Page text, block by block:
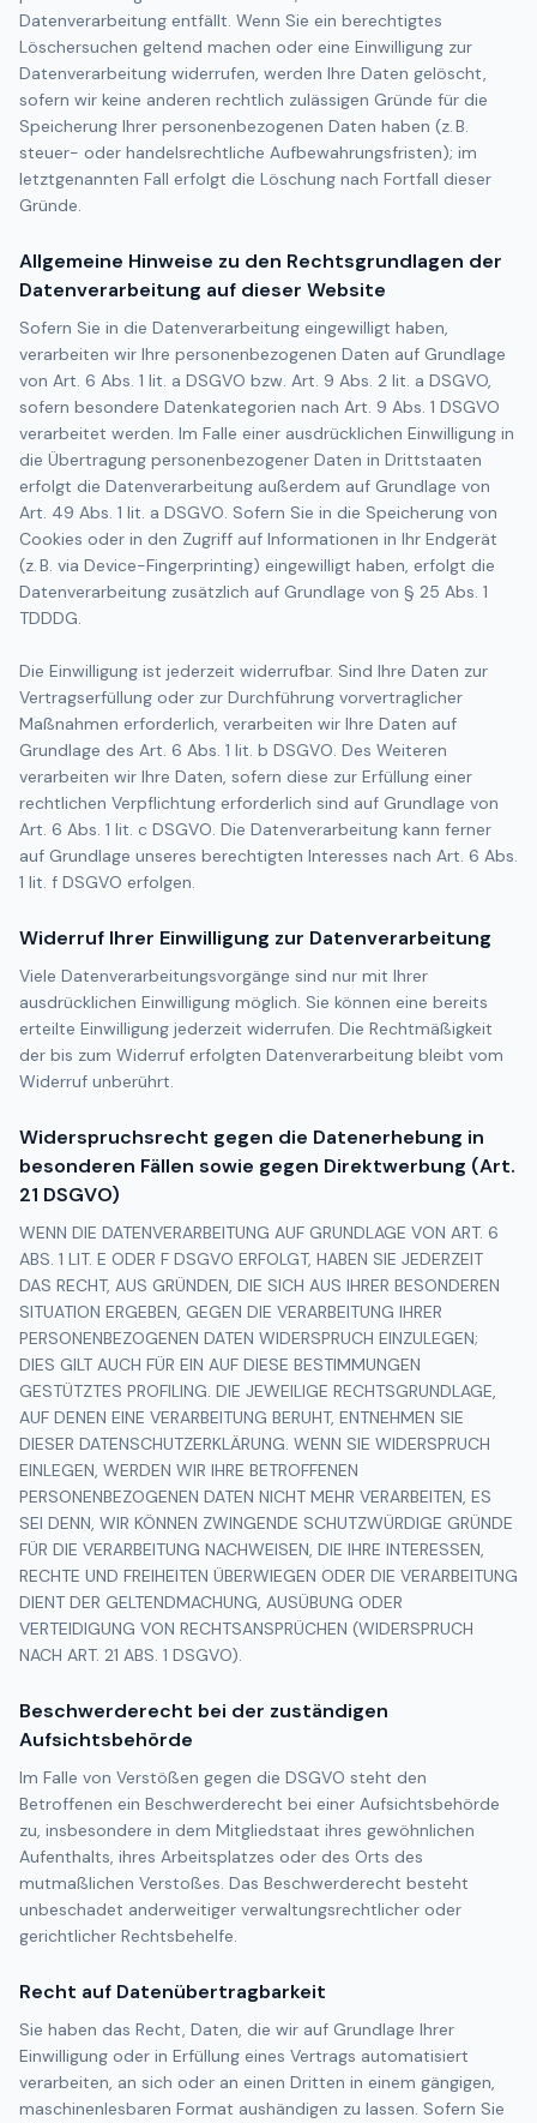
Datenverarbeitung entfällt. Wenn Sie ein berechtigtes
Löschersuchen geltend machen oder eine Einwilligung zur
Datenverarbeitung widerrufen, werden Ihre Daten gelöscht,
sofern wir keine anderen rechtlich zulässigen Gründe für die
Speicherung Ihrer personenbezogenen Daten haben (z. B.
steuer- oder handelsrechtliche Aufbewahrungsfristen); im
letztgenannten Fall erfolgt die Löschung nach Fortfall dieser
Gründe.
Allgemeine Hinweise zu den Rechtsgrundlagen der
Datenverarbeitung auf dieser Website
Sofern Sie in die Datenverarbeitung eingewilligt haben,
verarbeiten wir Ihre personenbezogenen Daten auf Grundlage
von Art. 6 Abs. 1 lit. a DSGVO bzw. Art. 9 Abs. 2 lit. a DSGVO,
sofern besondere Datenkategorien nach Art. 9 Abs. 1 DSGVO
verarbeitet werden. Im Falle einer ausdrücklichen Einwilligung in
die Übertragung personenbezogener Daten in Drittstaaten
erfolgt die Datenverarbeitung außerdem auf Grundlage von
Art. 49 Abs. 1 lit. a DSGVO. Sofern Sie in die Speicherung von
Cookies oder in den Zugriff auf Informationen in Ihr Endgerät
(z. B. via Device-Fingerprinting) eingewilligt haben, erfolgt die
Datenverarbeitung zusätzlich auf Grundlage von § 25 Abs. 1
TDDDG.
Die Einwilligung ist jederzeit widerrufbar. Sind Ihre Daten zur
Vertragserfüllung oder zur Durchführung vorvertraglicher
Maßnahmen erforderlich, verarbeiten wir Ihre Daten auf
Grundlage des Art. 6 Abs. 1 lit. b DSGVO. Des Weiteren
verarbeiten wir Ihre Daten, sofern diese zur Erfüllung einer
rechtlichen Verpflichtung erforderlich sind auf Grundlage von
Art. 6 Abs. 1 lit. c DSGVO. Die Datenverarbeitung kann ferner
auf Grundlage unseres berechtigten Interesses nach Art. 6 Abs.
1 lit. f DSGVO erfolgen.
Widerruf Ihrer Einwilligung zur Datenverarbeitung
Viele Datenverarbeitungsvorgänge sind nur mit Ihrer
ausdrücklichen Einwilligung möglich. Sie können eine bereits
erteilte Einwilligung jederzeit widerrufen. Die Rechtmäßigkeit
der bis zum Widerruf erfolgten Datenverarbeitung bleibt vom
Widerruf unberührt.
Widerspruchsrecht gegen die Datenerhebung in
besonderen Fällen sowie gegen Direktwerbung (Art.
21 DSGVO)
WENN DIE DATENVERARBEITUNG AUF GRUNDLAGE VON ART. 6
ABS. 1 LIT. E ODER F DSGVO ERFOLGT, HABEN SIE JEDERZEIT
DAS RECHT, AUS GRÜNDEN, DIE SICH AUS IHRER BESONDEREN
SITUATION ERGEBEN, GEGEN DIE VERARBEITUNG IHRER
PERSONENBEZOGENEN DATEN WIDERSPRUCH EINZULEGEN;
DIES GILT AUCH FÜR EIN AUF DIESE BESTIMMUNGEN
GESTÜTZTES PROFILING. DIE JEWEILIGE RECHTSGRUNDLAGE,
AUF DENEN EINE VERARBEITUNG BERUHT, ENTNEHMEN SIE
DIESER DATENSCHUTZERKLÄRUNG. WENN SIE WIDERSPRUCH
EINLEGEN, WERDEN WIR IHRE BETROFFENEN
PERSONENBEZOGENEN DATEN NICHT MEHR VERARBEITEN, ES
SEI DENN, WIR KÖNNEN ZWINGENDE SCHUTZWÜRDIGE GRÜNDE
FÜR DIE VERARBEITUNG NACHWEISEN, DIE IHRE INTERESSEN,
RECHTE UND FREIHEITEN ÜBERWIEGEN ODER DIE VERARBEITUNG
DIENT DER GELTENDMACHUNG, AUSÜBUNG ODER
VERTEIDIGUNG VON RECHTSANSPRÜCHEN (WIDERSPRUCH
NACH ART. 21 ABS. 1 DSGVO).
Beschwerderecht bei der zuständigen
Aufsichtsbehörde
Im Falle von Verstößen gegen die DSGVO steht den
Betroffenen ein Beschwerderecht bei einer Aufsichtsbehörde
zu, insbesondere in dem Mitgliedstaat ihres gewöhnlichen
Aufenthalts, ihres Arbeitsplatzes oder des Orts des
mutmaßlichen Verstoßes. Das Beschwerderecht besteht
unbeschadet anderweitiger verwaltungsrechtlicher oder
gerichtlicher Rechtsbehelfe.
Recht auf Datenübertragbarkeit
Sie haben das Recht, Daten, die wir auf Grundlage Ihrer
Einwilligung oder in Erfüllung eines Vertrags automatisiert
verarbeiten, an sich oder an einen Dritten in einem gängigen,
maschinenlesbaren Format aushändigen zu lassen. Sofern Sie